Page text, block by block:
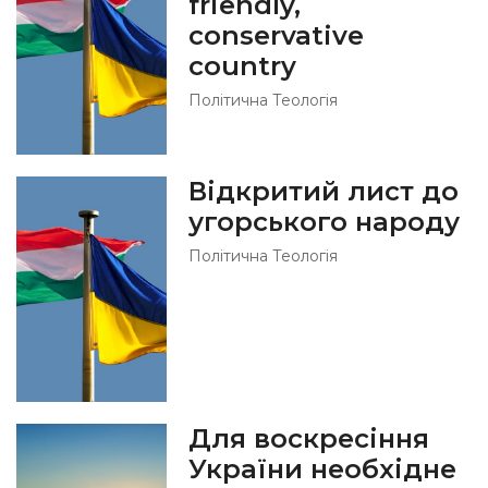
conservative
country
Політична Теологія
Відкритий лист до
угорського народу
Політична Теологія
Для воскресіння
України необхідне